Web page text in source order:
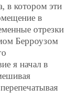
в котором эти
в
отрезки
Берроузом
я начал в